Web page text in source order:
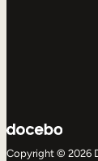
Copyright © 2026